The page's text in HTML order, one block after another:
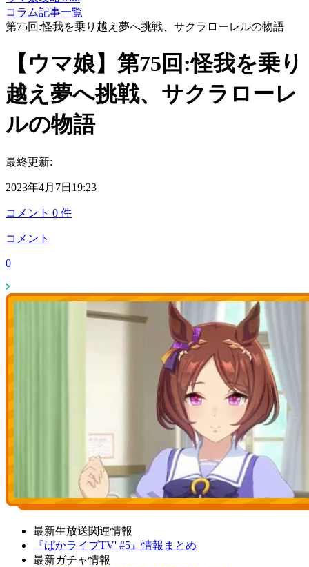
コラム記事一覧
第75回:怪我を乗り越え夢へ挑戦、サクラローレルの物語
【ウマ娘】第75回:怪我を乗り
越え夢へ挑戦、サクラローレ
ルの物語
最終更新:
2023年4月7日19:23
コメント 0 件
コメント
0
最新生放送関連情報
『ぱかライブTV' #5』情報まとめ
最新ガチャ情報